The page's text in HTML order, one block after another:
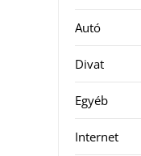
Autó
Divat
Egyéb
Internet